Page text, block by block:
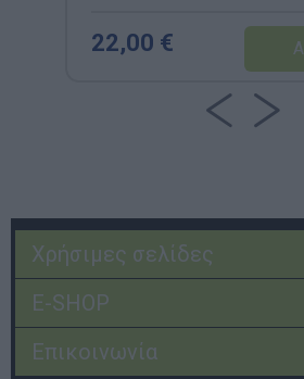
22,00 €
Χρήσιμες σελίδες
E-SHOP
Επικοινωνία